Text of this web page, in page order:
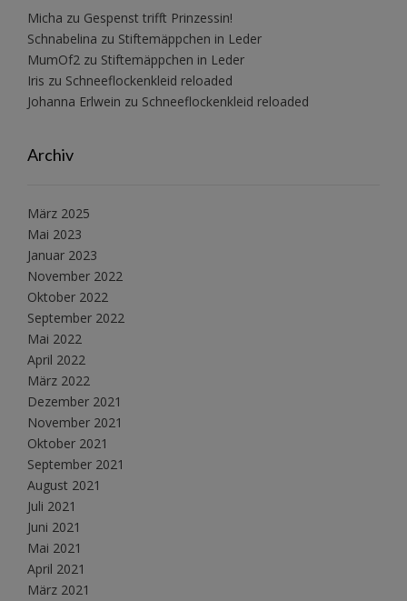
Micha zu Gespenst trifft Prinzessin!
Schnabelina zu Stiftemäppchen in Leder
MumOf2 zu Stiftemäppchen in Leder
Iris zu Schneeflockenkleid reloaded
Johanna Erlwein zu Schneeflockenkleid reloaded
Archiv
März 2025
Mai 2023
Januar 2023
November 2022
Oktober 2022
September 2022
Mai 2022
April 2022
März 2022
Dezember 2021
November 2021
Oktober 2021
September 2021
August 2021
Juli 2021
Juni 2021
Mai 2021
April 2021
März 2021